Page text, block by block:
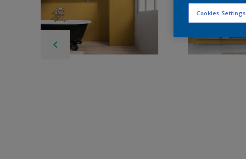
Cookies Settings